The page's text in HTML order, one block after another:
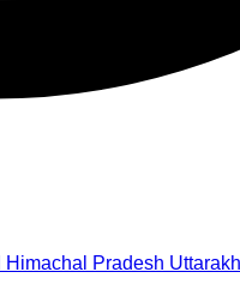
Himachal Pradesh